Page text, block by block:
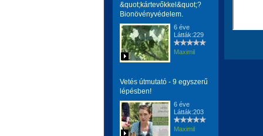
&quot;kártevőkkel&quot;?
Bionövényvédelem.
6 éve
Látták:229
Maximil
Vetés útmutató - 9 egyszerű
lépésben!
6 éve
Látták:203
Maximil